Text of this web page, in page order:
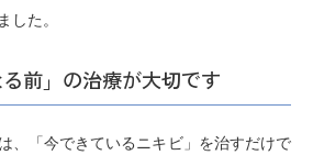
した。
前」の治療が大切です
、「今できているニキビ」を治すだけで